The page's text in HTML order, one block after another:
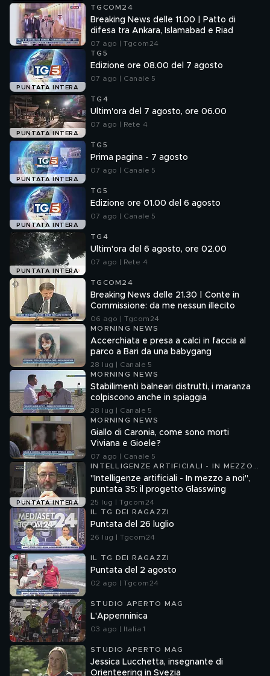
TGCOM24
Breaking News delle 11.00 | Patto di
difesa tra Ankara, Islamabad e Riad
07 ago | Tgcom24
PUNTATA INTERA
TG5
Edizione ore 08.00 del 7 agosto
07 ago | Canale 5
PUNTATA INTERA
TG4
Ultim'ora del 7 agosto, ore 06.00
07 ago | Rete 4
PUNTATA INTERA
TG5
Prima pagina - 7 agosto
07 ago | Canale 5
PUNTATA INTERA
TG5
Edizione ore 01.00 del 6 agosto
07 ago | Canale 5
PUNTATA INTERA
TG4
Ultim'ora del 6 agosto, ore 02.00
07 ago | Rete 4
TGCOM24
Breaking News delle 21.30 | Conte in
Commissione: da me nessun illecito
06 ago | Tgcom24
MORNING NEWS
Accerchiata e presa a calci in faccia al
parco a Bari da una babygang
28 lug | Canale 5
MORNING NEWS
Stabilimenti balneari distrutti, i maranza
colpiscono anche in spiaggia
28 lug | Canale 5
MORNING NEWS
Giallo di Caronia, come sono morti
Viviana e Gioele?
07 ago | Canale 5
PUNTATA INTERA
INTELLIGENZE ARTIFICIALI - IN MEZZO
A NOI
"Intelligenze artificiali - In mezzo a noi",
puntata 35: il progetto Glasswing
25 lug | Tgcom24
IL TG DEI RAGAZZI
Puntata del 26 luglio
26 lug | Tgcom24
IL TG DEI RAGAZZI
Puntata del 2 agosto
02 ago | Tgcom24
STUDIO APERTO MAG
L'Appenninica
03 ago | Italia 1
STUDIO APERTO MAG
Jessica Lucchetta, insegnante di
Orienteering in Svezia